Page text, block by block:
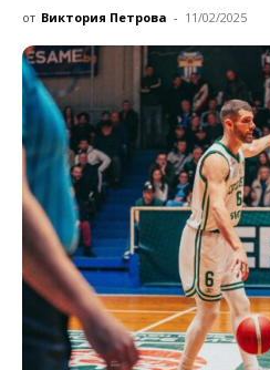
от Виктория Петрова - 11/02/2025